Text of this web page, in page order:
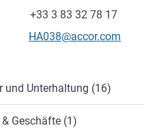
Fax
+33 3 83 32 78 17
Kontakt-E-Mail
HA038@accor.com
und Unterhaltung (16)
Geschäfte (1)